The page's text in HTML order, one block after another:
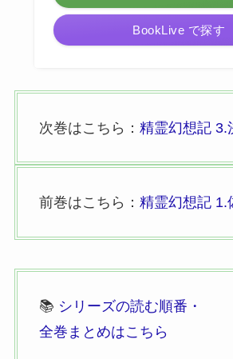
BookLive で探す
次巻はこちら： 精霊幻想記 3.
前巻はこちら： 精霊幻想記 1.
📚 シリーズの読む順番・
全巻まとめはこちら